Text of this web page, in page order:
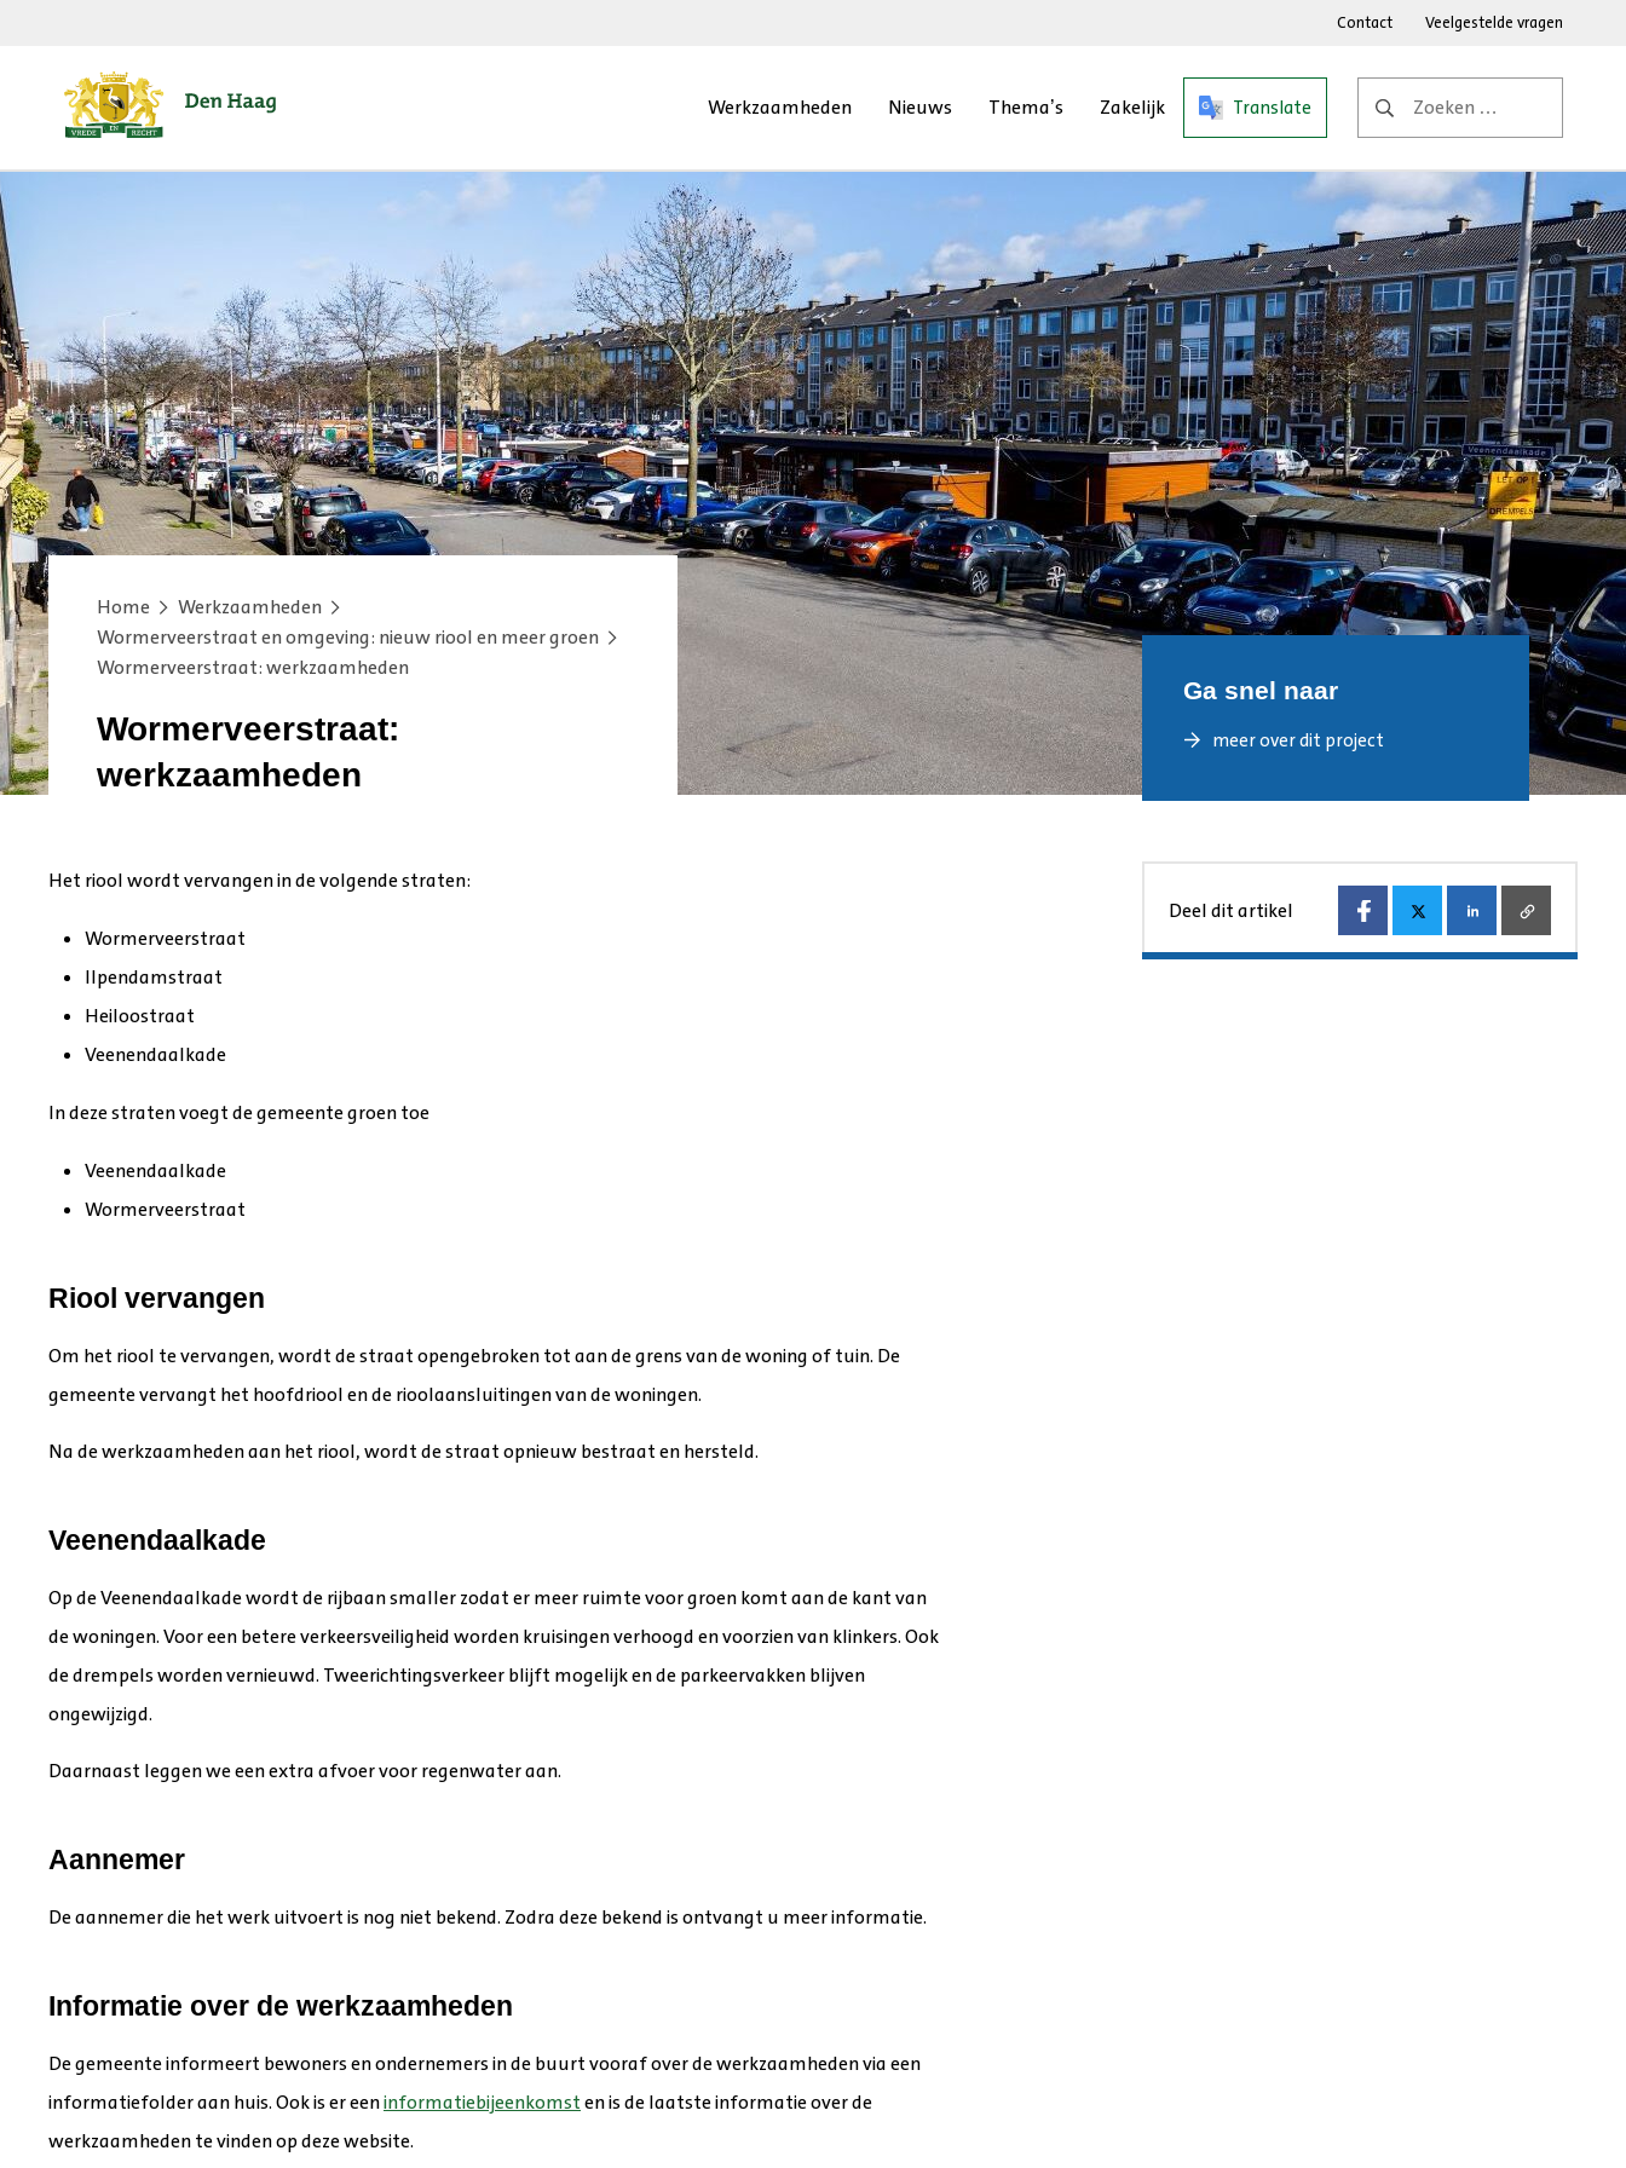
Contact Veelgestelde vragen
Werkzaamheden Nieuws Thema’s Zakelijk Translate
naar:
Wormerveerstraat:
werkzaamheden
Home
Werkzaamheden
Wormerveerstraat en omgeving: nieuw riool en meer groen
Wormerveerstraat: werkzaamheden
Ga snel naar
meer over dit project
Het riool wordt vervangen in de volgende straten:
Wormerveerstraat
Ilpendamstraat
Heiloostraat
Veenendaalkade
In deze straten voegt de gemeente groen toe
Veenendaalkade
Wormerveerstraat
Riool vervangen
Om het riool te vervangen, wordt de straat opengebroken tot aan de grens van de woning of tuin. De
gemeente vervangt het hoofdriool en de rioolaansluitingen van de woningen.
Na de werkzaamheden aan het riool, wordt de straat opnieuw bestraat en hersteld.
Veenendaalkade
Op de Veenendaalkade wordt de rijbaan smaller zodat er meer ruimte voor groen komt aan de kant van
de woningen. Voor een betere verkeersveiligheid worden kruisingen verhoogd en voorzien van klinkers. Ook
de drempels worden vernieuwd. Tweerichtingsverkeer blijft mogelijk en de parkeervakken blijven
ongewijzigd.
Daarnaast leggen we een extra afvoer voor regenwater aan.
Aannemer
De aannemer die het werk uitvoert is nog niet bekend. Zodra deze bekend is ontvangt u meer informatie.
Informatie over de werkzaamheden
De gemeente informeert bewoners en ondernemers in de buurt vooraf over de werkzaamheden via een
informatiefolder aan huis. Ook is er eeninformatiebijeenkomsten is de laatste informatie over de
werkzaamheden te vinden op deze website.
Deel dit artikel